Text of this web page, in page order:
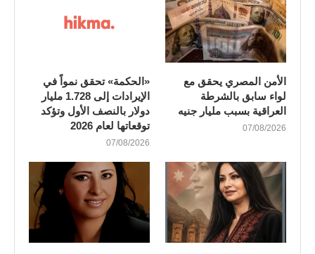
الأمن المصري يحقق مع
لواء سابق بالشرطة
العراقية بسبب مليار جنيه
07/08/2026
«الحكمة» تحقق نمواً في
الإيرادات إلى 1.728 مليار
دولار بالنصف الأول وتؤكد
توقعاتها لعام 2026
07/08/2026